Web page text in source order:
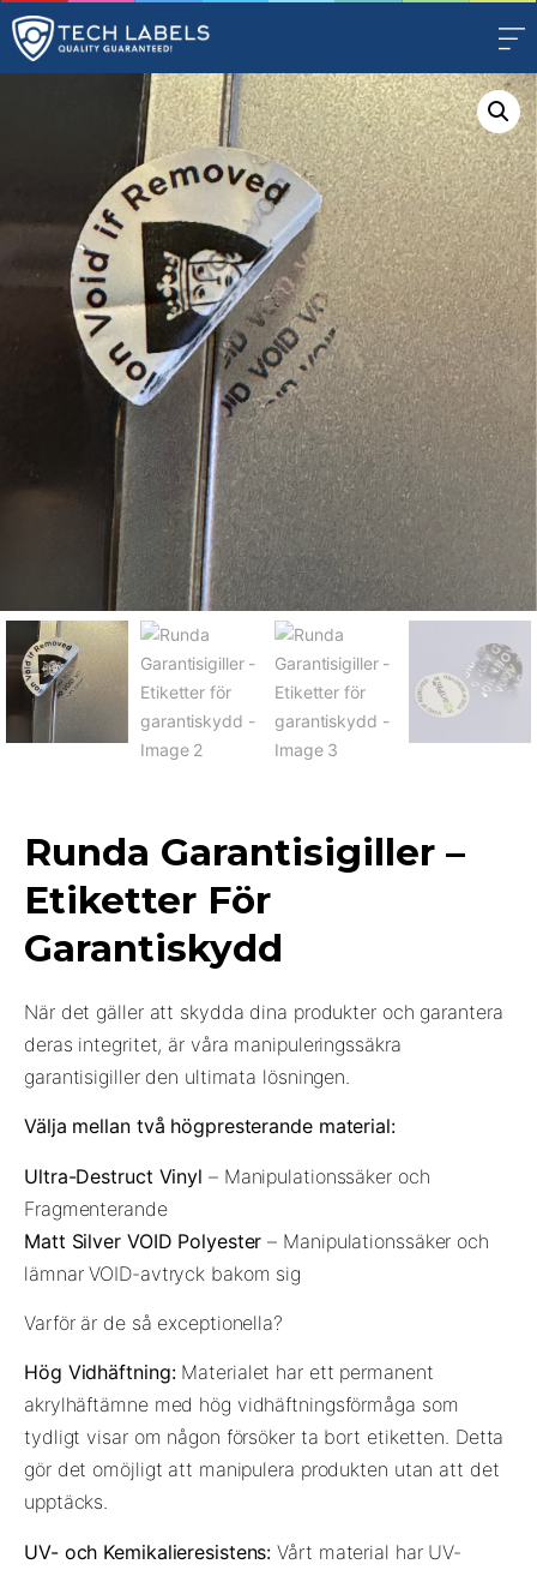
Runda Garantisigiller –
Etiketter För
Garantiskydd
När det gäller att skydda dina produkter och garantera
deras integritet, är våra manipuleringssäkra
garantisigiller den ultimata lösningen.
Välja mellan två högpresterande material:
Ultra-Destruct Vinyl – Manipulationssäker och
Fragmenterande
Matt Silver VOID Polyester – Manipulationssäker och
lämnar VOID-avtryck bakom sig
Varför är de så exceptionella?
Hög Vidhäftning:Materialet har ett permanent
akrylhäftämne med hög vidhäftningsförmåga som
tydligt visar om någon försöker ta bort etiketten. Detta
gör det omöjligt att manipulera produkten utan att det
upptäcks.
UV- och Kemikalieresistens: Vårt material har UV-